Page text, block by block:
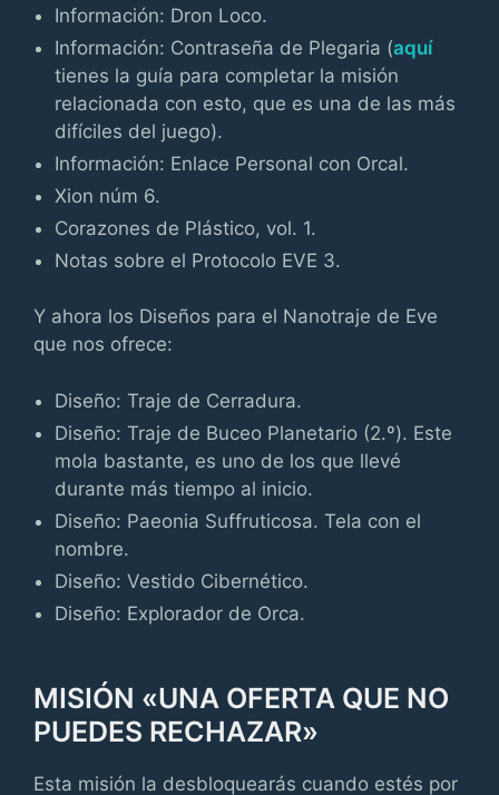
Información: Dron Loco.
Información: Contraseña de Plegaria (aquí
tienes la guía para completar la misión
relacionada con esto, que es una de las más
difíciles del juego).
Información: Enlace Personal con Orcal.
Xion núm 6.
Corazones de Plástico, vol. 1.
Notas sobre el Protocolo EVE 3.
Y ahora los Diseños para el Nanotraje de Eve
que nos ofrece:
Diseño: Traje de Cerradura.
Diseño: Traje de Buceo Planetario (2.º). Este
mola bastante, es uno de los que llevé
durante más tiempo al inicio.
Diseño: Paeonia Suffruticosa. Tela con el
nombre.
Diseño: Vestido Cibernético.
Diseño: Explorador de Orca.
MISIÓN «UNA OFERTA QUE NO
PUEDES RECHAZAR»
Esta misión la desbloquearás cuando estés por